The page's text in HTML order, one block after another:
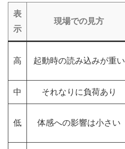
表
示
現場での見方
高 起動時の読み込みが重い
中 それなりに負荷あり
低 体感への影響は小さい